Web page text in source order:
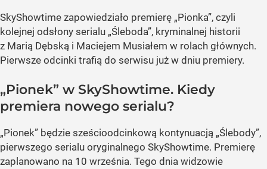
SkyShowtime zapowiedziało premierę „Pionka”, czyli
kolejnej odsłony serialu „Śleboda”, kryminalnej historii
z Marią Dębską i Maciejem Musiałem w rolach głównych.
Pierwsze odcinki trafią do serwisu już w dniu premiery.
„Pionek” w SkyShowtime. Kiedy
premiera nowego serialu?
„Pionek” będzie sześcioodcinkową kontynuacją „Ślebody”,
pierwszego serialu oryginalnego SkyShowtime. Premierę
zaplanowano na 10 września. Tego dnia widzowie